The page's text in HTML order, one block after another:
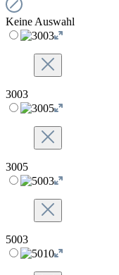
Keine Auswahl
3003
3005
5003